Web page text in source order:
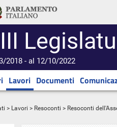
2018 - al 12/10/2022
Lavori Documenti
> Lavori > Resoconti > Resoconti